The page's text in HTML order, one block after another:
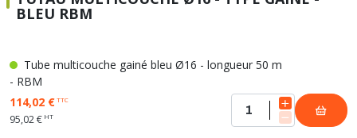
BLEU RBM
Tube multicouche gainé bleu Ø16 - longueur 50 m
- RBM
114,02 €TTC
95,02 € HT